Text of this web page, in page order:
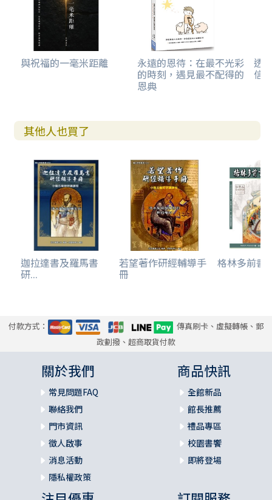
與祝福的一毫米距離 永遠的恩待：在最不光彩
的時刻，遇見最不配得的
恩典
透
信
其他人也買了
迦拉達書及羅馬書
研...
若望著作研經輔導手
冊
格林多前書
付款方式：
傳真刷卡、虛擬轉帳、郵
政劃撥、超商取貨付款
關於我們
常見問題FAQ
聯絡我們
門市資訊
徵人啟事
消息活動
隱私權政策
商品快訊
全館新品
館長推薦
禮品專區
校園書饗
即將登場